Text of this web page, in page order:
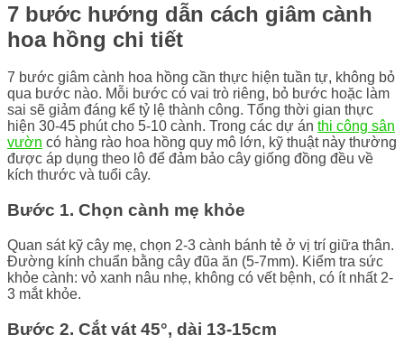
7 bước hướng dẫn cách giâm cành
hoa hồng chi tiết
7 bước giâm cành hoa hồng cần thực hiện tuần tự, không bỏ
qua bước nào. Mỗi bước có vai trò riêng, bỏ bước hoặc làm
sai sẽ giảm đáng kể tỷ lệ thành công. Tổng thời gian thực
hiện 30-45 phút cho 5-10 cành. Trong các dự án thi công sân
vườn có hàng rào hoa hồng quy mô lớn, kỹ thuật này thường
được áp dụng theo lô để đảm bảo cây giống đồng đều về
kích thước và tuổi cây.
Bước 1. Chọn cành mẹ khỏe
Quan sát kỹ cây mẹ, chọn 2-3 cành bánh tẻ ở vị trí giữa thân.
Đường kính chuẩn bằng cây đũa ăn (5-7mm). Kiểm tra sức
khỏe cành: vỏ xanh nâu nhẹ, không có vết bệnh, có ít nhất 2-
3 mắt khỏe.
Bước 2. Cắt vát 45°, dài 13-15cm